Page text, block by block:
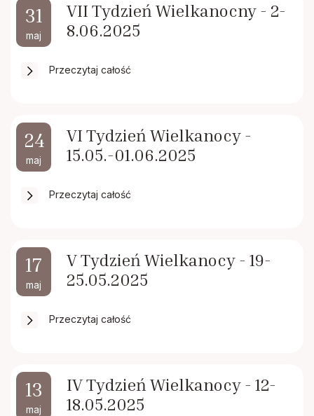
31
maj
VII Tydzień Wielkanocny - 2-
8.06.2025
Przeczytaj całość
24
maj
VI Tydzień Wielkanocy -
15.05.-01.06.2025
Przeczytaj całość
17
maj
V Tydzień Wielkanocy - 19-
25.05.2025
Przeczytaj całość
13
maj
IV Tydzień Wielkanocy - 12-
18.05.2025